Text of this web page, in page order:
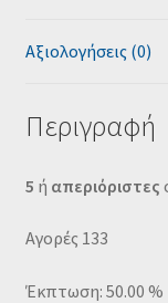
Αξιολογήσεις (0)
Περιγραφή
5 ή απεριόριστες
Αγορές 133
Έκπτωση: 50.00 %